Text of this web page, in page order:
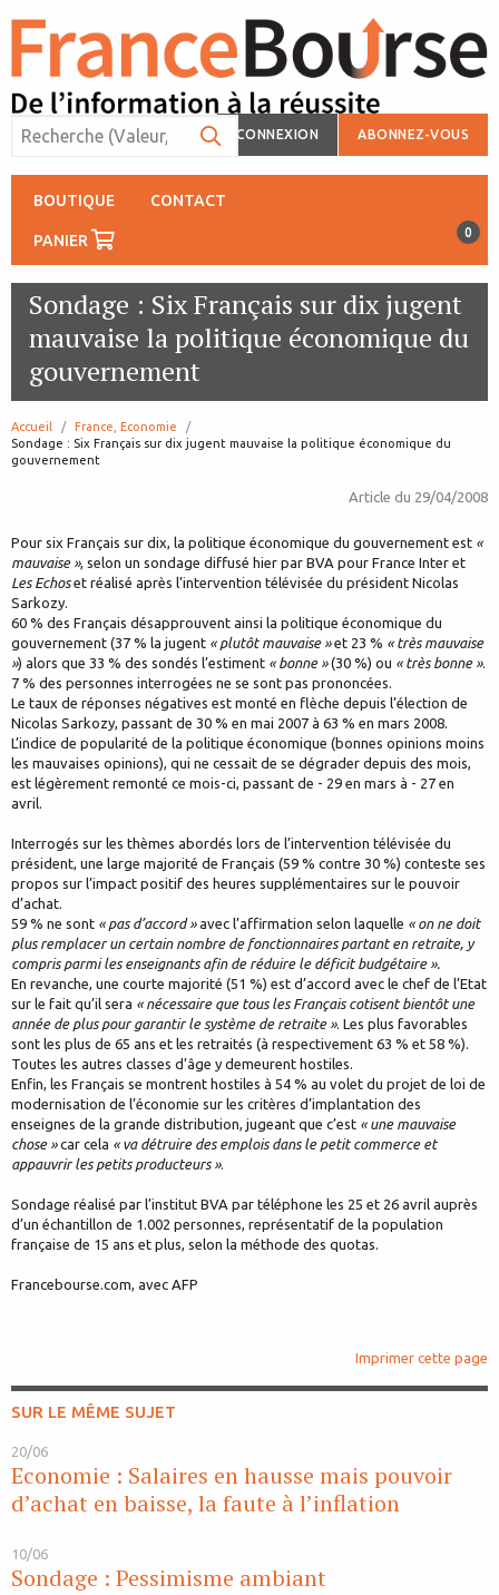
CONNEXION ABONNEZ-VOUS
BOUTIQUE CONTACT
PANIER 0
Sondage : Six Français sur dix jugent
mauvaise la politique économique du
gouvernement
Accueil
France, Economie
page:
Sondage : Six Français sur dix jugent mauvaise la politique économique du
gouvernement
Article du 29/04/2008
Pour six Français sur dix, la politique économique du gouvernement est «
mauvaise », selon un sondage diffusé hier par BVA pour France Inter et
Les Echoset réalisé après l’intervention télévisée du président Nicolas
Sarkozy.
60 % des Français désapprouvent ainsi la politique économique du
gouvernement (37 % la jugent « plutôt mauvaise »et 23 % « très mauvaise
») alors que 33 % des sondés l’estiment « bonne »(30 %) ou « très bonne ».
7 % des personnes interrogées ne se sont pas prononcées.
Le taux de réponses négatives est monté en flèche depuis l’élection de
Nicolas Sarkozy, passant de 30 % en mai 2007 à 63 % en mars 2008.
L’indice de popularité de la politique économique (bonnes opinions moins
les mauvaises opinions), qui ne cessait de se dégrader depuis des mois,
est légèrement remonté ce mois-ci, passant de - 29 en mars à - 27 en
avril.
Interrogés sur les thèmes abordés lors de l’intervention télévisée du
président, une large majorité de Français (59 % contre 30 %) conteste ses
propos sur l’impact positif des heures supplémentaires sur le pouvoir
d’achat.
59 % ne sont « pas d’accord »avec l’affirmation selon laquelle « on ne doit
plus remplacer un certain nombre de fonctionnaires partant en retraite, y
compris parmi les enseignants afin de réduire le déficit budgétaire ».
En revanche, une courte majorité (51 %) est d’accord avec le chef de l’Etat
sur le fait qu’il sera « nécessaire que tous les Français cotisent bientôt une
année de plus pour garantir le système de retraite ». Les plus favorables
sont les plus de 65 ans et les retraités (à respectivement 63 % et 58 %).
Toutes les autres classes d’âge y demeurent hostiles.
Enfin, les Français se montrent hostiles à 54 % au volet du projet de loi de
modernisation de l’économie sur les critères d’implantation des
enseignes de la grande distribution, jugeant que c’est « une mauvaise
chose »car cela « va détruire des emplois dans le petit commerce et
appauvrir les petits producteurs ».
Sondage réalisé par l’institut BVA par téléphone les 25 et 26 avril auprès
d’un échantillon de 1.002 personnes, représentatif de la population
française de 15 ans et plus, selon la méthode des quotas.
Francebourse.com, avec AFP
Imprimer cette page
SUR LE MÊME SUJET
20/06
Economie : Salaires en hausse mais pouvoir
d’achat en baisse, la faute à l’inflation
10/06
Sondage : Pessimisme ambiant